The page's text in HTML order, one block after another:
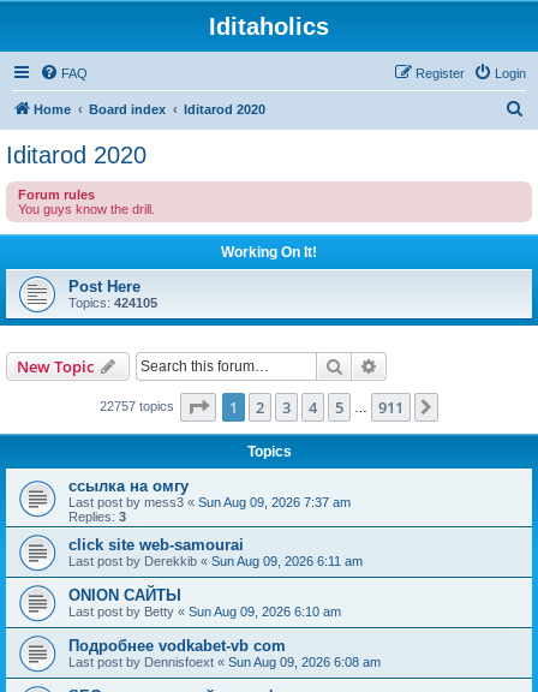
Iditaholics
FAQ Login
Register
Home Board index Iditarod 2020
c
Iditarod 2020
Forum rules
You guys know the drill.
Working On It!
Post Here
Topics: 424105
New Topic Search
22757 topics Page 1of 911
1 2 3 4 5 911
Topics
ссылка на омгу
Last post by mess3 « Sun Aug 09, 2026 7:37 am
Replies: 3
click site web-samourai
Last post by Derekkib « Sun Aug 09, 2026 6:11 am
ONION САЙТЫ
Last post by Betty « Sun Aug 09, 2026 6:10 am
Подробнее vodkabet-vb com
Last post by Dennisfoext « Sun Aug 09, 2026 6:08 am